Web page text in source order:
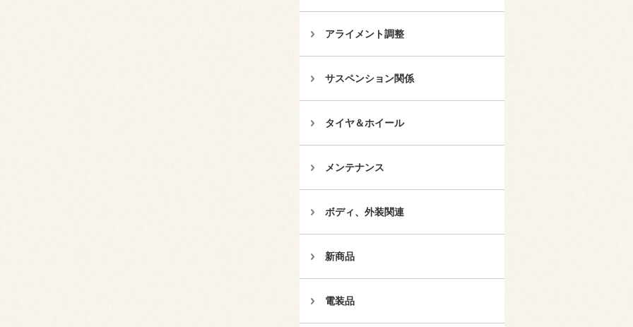
アライメント調整
サスペンション関係
タイヤ＆ホイール
メンテナンス
ボディ、外装関連
新商品
電装品